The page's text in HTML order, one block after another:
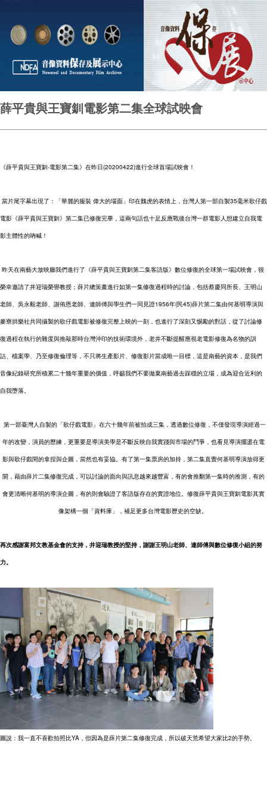
薛平貴與王寶釧電影第二集全球試映會
《薛平貴與王寶釧-電影第二集》在昨日(20200422)進行全球首場試映會！
電影 《薛平貴與王寶釧》 第二集已修復完畢，這兩句話也十足反應戰後台灣一群電影人想建立自我電
影主體性的吶喊！
昨天在南藝大放映廳我們進行了 《薛平貴與王寶釧第二集客語版》 數位修復的全球第一場試映會，很
榮幸邀請了井迎瑞榮譽教授；薛片總策畫進行如第一集修復過程時的討論，包括蔡慶同所長、王明山
老師、吳永毅老師、謝侑恩老師、連師傅與學生們一同見證1956年(民45)薛片第二集由何基明導演與
麥寮拱樂社共同攝製的歌仔戲電影被修復完整上映的一刻，也進行了深刻又惕勵的對話，從了討論修
復過程在執行的難度與推敲那時台灣沖印的技術環境外，老井不斷提醒應視老電影修復為名物的訓
詁、檔案學、乃至修復倫理等，不只將生產影片、修復影片當成唯一目標，這是南藝的資本，是我們
音像紀錄研究所積累二十幾年重要的價值，呼籲我們不要拋棄南藝過去踩穩的立場，成為迎合近利的
自我墮落。
年的改變，演員的歷練，更重要是導演美學是不斷反映自我實踐與市場的鬥爭，也看見導演擺盪在電
影與歌仔戲間的拿捏與企圖，當然也有妥協。有了第一集票房的加持，第二集直覺何基明導演放得更
開，藉由薛片二集修復完成，可以討論的面向與訊息越來越豐富，有的會推翻第一集時的推測，有的
會更清晰何基明的導演企圖，有的則會驗證了客語版存在的實證地位。修復薛平貴與王寶釧電影其實
像架構一個「資料庫」，補足更多台灣電影歷史的空缺。
再次感謝富邦文教基金會的支持，井迎瑞教授的堅持，謝謝王明山老師、連師傅與數位修復小組的努
力。
圖說：我一直不喜歡拍照比YA，但因為是薛片第二集修復完成，所以破天荒希望大家比2的手勢。